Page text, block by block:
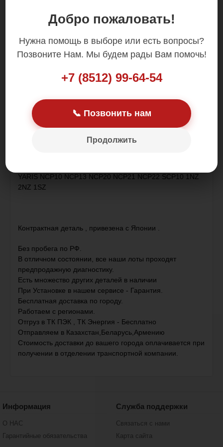
Добро пожаловать!
Нужна помощь в выборе или есть вопросы?
Позвоните Нам. Мы будем рады Вам помочь!
+7 (8512) 99-64-54
📞 Позвонить нам
Продолжить
Цена: 4 500.00 р.
BB NCP30 NCP31 NCP34 NCP35 1NZ 2NZ
ECHO NCP12 1NZ
YARIS NCP10 NCP13 NCP20 NCP21 NCP22 SCP10 1NZ
2NZ 1SZ
Контрактная деталь , привезена с Японии .
Без пробега по РФ.
В отличном состоянии, все наши лоты проходят
предпродажную диагностику.
Есть множество других деталей в наличии
При Установке в нашем сервисе - Гарантия.
Бесплатная доставка по городу.
Работаем с регионами.
Отгруз в ТК ПЭК , ТК Энергия - Бесплатно
Отправляем в Казахстан,Беларусь,Армению
Стоимость доставки до вашего города оплачивается при
получении в отделении транспортной компании.
Информация
О НАС
Гарантийные обязательства
Служба поддержки
Связаться с нами
Карта сайта